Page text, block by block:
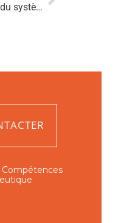
Publication de la Loi relative à l’organisation et à la transformation du système de santé
Compétences